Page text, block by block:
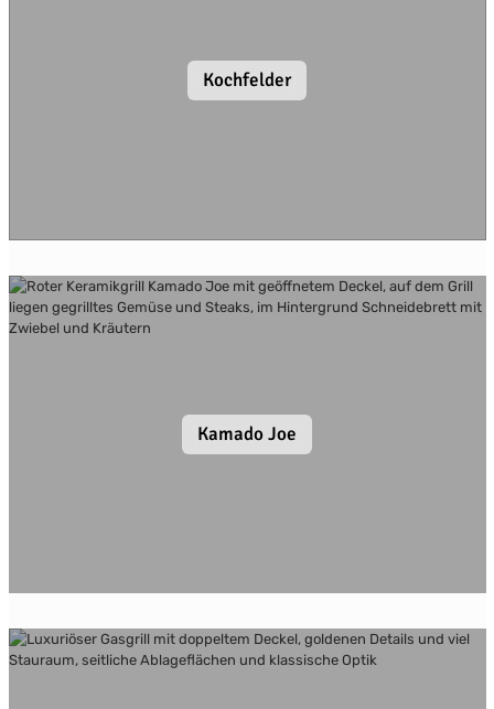
Kochfelder
Kamado Joe